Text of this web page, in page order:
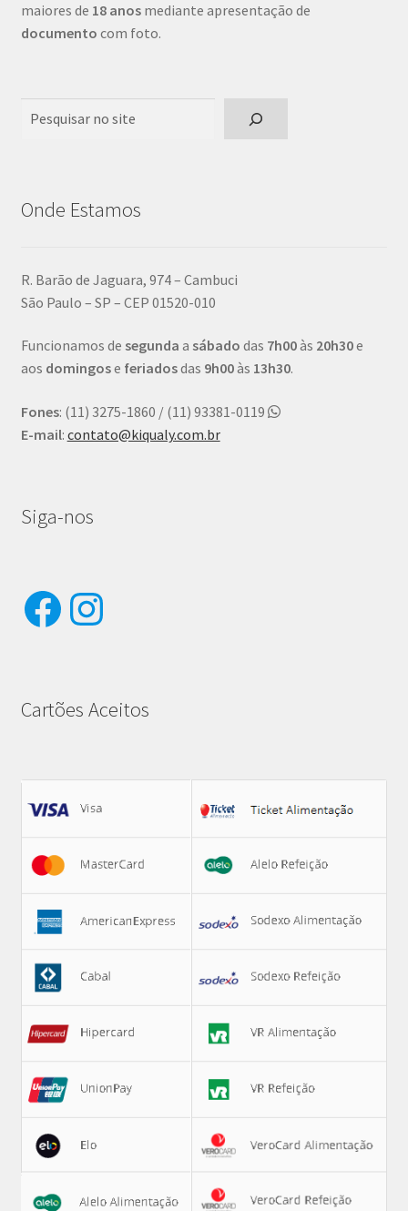
maiores de 18 anosmediante apresentação de
documento com foto.
Onde Estamos
R. Barão de Jaguara, 974 – Cambuci
São Paulo – SP – CEP 01520-010
Funcionamos de segunda a sábado das 7h00às 20h30e
aos domingose feriadosdas 9h00às 13h30.
Fones: (11) 3275-1860 / (11) 93381-0119
E-mail: contato@kiqualy.com.br
Siga-nos
Facebook
Instagram
Cartões Aceitos